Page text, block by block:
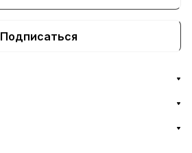
Подписаться